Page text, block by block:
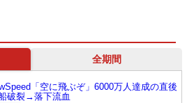
全期間
「空に飛ぶぞ」6000万人達成の直後
破裂→落下流血